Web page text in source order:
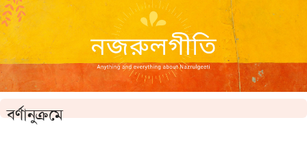
বর্ণানুক্রমে